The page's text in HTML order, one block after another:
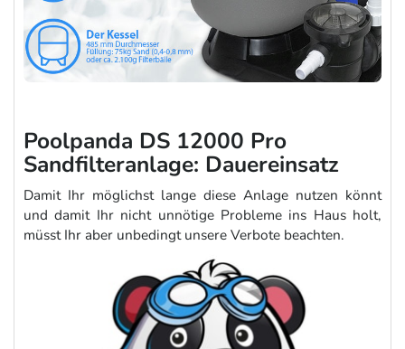
Poolpanda DS 12000 Pro
Sandfilteranlage: Dauereinsatz
Damit Ihr möglichst lange diese Anlage nutzen könnt
und damit Ihr nicht unnötige Probleme ins Haus holt,
müsst Ihr aber unbedingt unsere Verbote beachten.